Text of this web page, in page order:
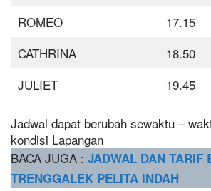
ROMEO
17.15
CATHRINA
18.50
JULIET
19.45
Jadwal dapat berubah sewaktu –
kondisi Lapangan
BACA JUGA : JADWAL DAN TARIF
TRENGGALEK PELITA INDAH